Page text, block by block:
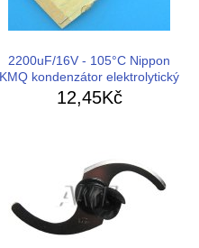
2200uF/16V - 105°C Nippon
KMQ kondenzátor elektrolytický
12,45Kč